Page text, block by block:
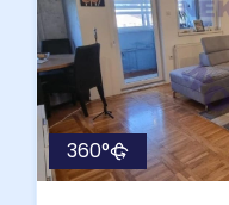
360°